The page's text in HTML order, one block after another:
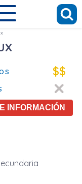
$$
PIDE INFORMACIÓN